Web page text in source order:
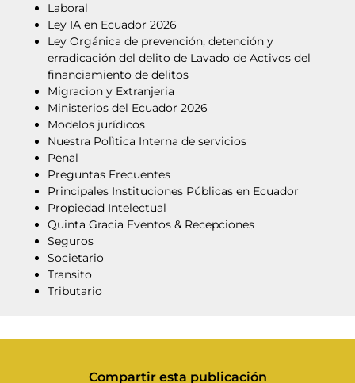
Laboral
Ley IA en Ecuador 2026
Ley Orgánica de prevención, detención y
erradicación del delito de Lavado de Activos del
financiamiento de delitos
Migracion y Extranjeria
Ministerios del Ecuador 2026
Modelos jurídicos
Nuestra Polìtica Interna de servicios
Penal
Preguntas Frecuentes
Principales Instituciones Públicas en Ecuador
Propiedad Intelectual
Quinta Gracia Eventos & Recepciones
Seguros
Societario
Transito
Tributario
Compartir esta publicación